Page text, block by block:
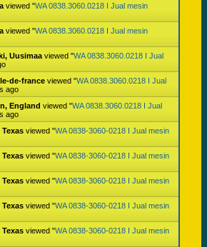
viewed "WA 0838.3060.0218 I Jual mesin
viewed "WA 0838.3060.0218 I Jual mesin
Uusimaa viewed "WA 0838.3060.0218 I Jual
de-france viewed "WA 0838.3060.0218 I Jual
ago
England viewed "WA 0838.3060.0218 I Jual
ago
Texas viewed "WA 0838-3060-0218 I Jual mesin
Texas viewed "WA 0838-3060-0218 I Jual mesin
Texas viewed "WA 0838-3060-0218 I Jual mesin
Texas viewed "WA 0838-3060-0218 I Jual mesin
Texas viewed "WA 0838-3060-0218 I Jual mesin